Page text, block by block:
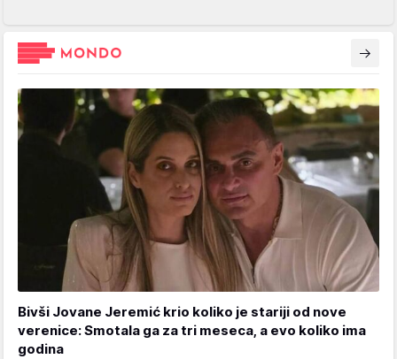
Bivši Jovane Jeremić krio koliko je stariji od nove
verenice: Smotala ga za tri meseca, a evo koliko ima
godina